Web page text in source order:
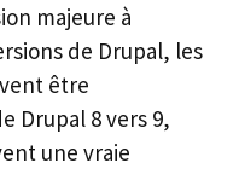
majeure à
de Drupal, les
être
Drupal 8 vers 9,
une vraie